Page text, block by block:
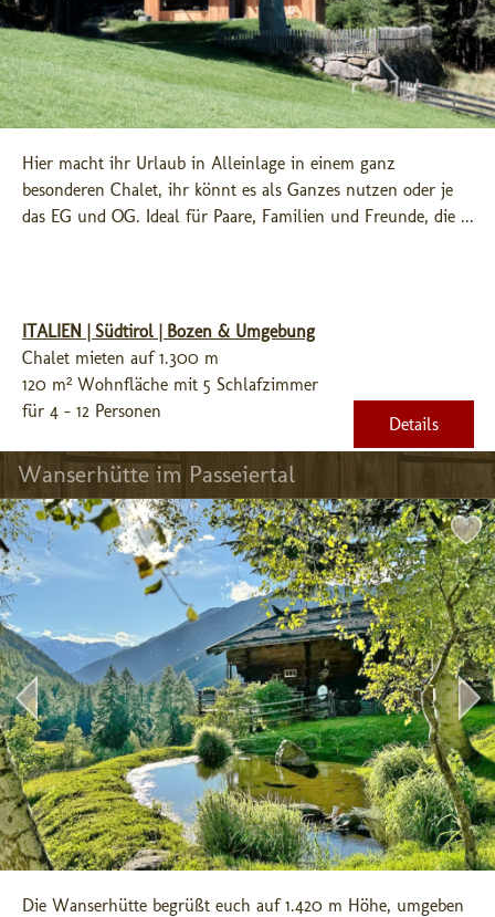
Hier macht ihr Urlaub in Alleinlage in einem ganz
besonderen Chalet, ihr könnt es als Ganzes nutzen oder je
das EG und OG. Ideal für Paare, Familien und Freunde, die ...
ITALIEN | Südtirol | Bozen & Umgebung
Chalet mieten auf 1.300 m
120 m² Wohnfläche mit 5 Schlafzimmer
für 4 - 12 Personen
Details
Wanserhütte im Passeiertal
Die Wanserhütte begrüßt euch auf 1.420 m Höhe, umgeben